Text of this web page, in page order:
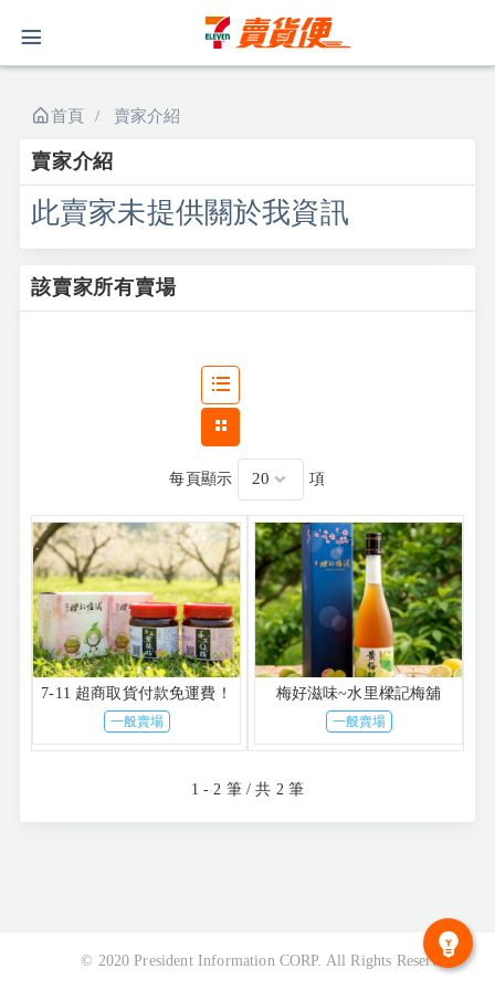
首頁 賣家介紹
賣家介紹
此賣家未提供關於我資訊
該賣家所有賣場
每頁顯示 項
7-11 超商取貨付款免運費！
一般賣場
梅好滋味~水里樑記梅舖
一般賣場
1 - 2 筆 / 共 2 筆
© 2020 President Information CORP. All Rights Reserved.